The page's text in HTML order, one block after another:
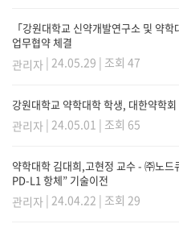
「강원대학교 신약개발연구소 및 약
업무협약 체결
관리자 | 24.05.29 | 조회 47
강원대학교 약학대학 학생, 대한약학
관리자 | 24.05.01 | 조회 65
약학대학 김대희,고현정 교수 - ㈜노
PD-L1 항체” 기술이전
관리자 | 24.04.22 | 조회 29